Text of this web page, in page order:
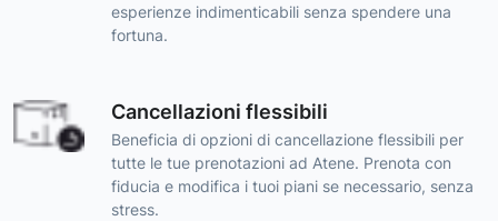
esperienze indimenticabili senza spendere una
fortuna.
Cancellazioni flessibili
Beneficia di opzioni di cancellazione flessibili per
tutte le tue prenotazioni ad Atene. Prenota con
fiducia e modifica i tuoi piani se necessario, senza
stress.